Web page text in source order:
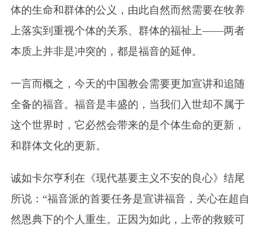
体的生命和群体的公义，由此自然而然需要在牧养
上落实到重视个体的关系、群体的福祉上——两者
本质上并非是冲突的，都是福音的延伸。
一言而概之，今天的中国教会需要更加宣讲和追随
全备的福音。福音是丰盛的，当我们入世却不属于
这个世界时，它必然会带来的是个体生命的更新，
和群体文化的更新。
诚如卡尔亨利在《现代基要主义不安的良心》结尾
所说：“福音派的首要任务是宣讲福音，关心在超自
然恩典下的个人重生。正因为如此，上帝的救赎可